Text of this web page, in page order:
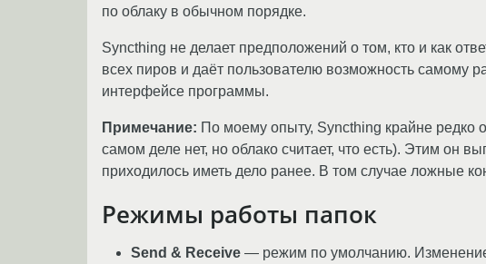
по облаку в обычном порядке.
Syncthing не делает предположений о том, кто и как
всех пиров и даёт пользователю возможность самому
интерфейсе программы.
Примечание: По моему опыту, Syncthing крайне редко
самом деле нет, но облако считает, что есть). Этим он
приходилось иметь дело ранее. В том случае ложные
Режимы работы папок
Send & Receive — режим по умолчанию. Изменение